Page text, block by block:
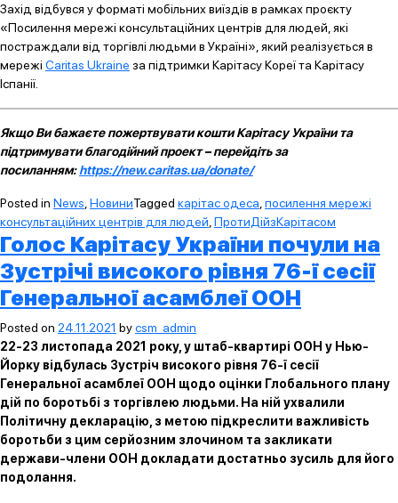
Захід відбувся у форматі мобільних виїздів в рамках проєкту
«Посилення мережі консультаційних центрів для людей, які
постраждали від торгівлі людьми в Україні», який реалізується в
мережі Caritas Ukraine за підтримки Карітасу Кореї та Карітасу
Іспанії.
Якщо Ви бажаєте пожертвувати кошти Карітасу України та
підтримувати благодійний проект – перейдіть за
посиланням:https://new.caritas.ua/donate/
Posted in News НовиниTagged карітас одеса посилення мережі
консультаційних центрів для людей ПротиДійзКарітасом
Голос Карітасу України почули на
Зустрічі високого рівня 76-ї сесії
Генеральної асамблеї ООН
Posted on 24.11.2021 bycsm_admin
22-23 листопада 2021 року, у штаб-квартирі ООН у Нью-
Йорку відбулась Зустріч високого рівня 76-ї сесії
Генеральної асамблеї ООН щодо оцінки Глобального плану
дій по боротьбі з торгівлею людьми. На ній ухвалили
Політичну декларацію, з метою підкреслити важливість
боротьби з цим серйозним злочином та закликати
держави-члени ООН докладати достатньо зусиль для його
подолання.